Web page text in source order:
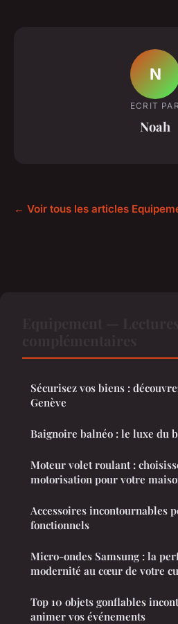
N
ECRIT PAR
Noah
← Voir tous les articles
Sécurisez vos biens :
Genève
Baignoire balnéo : le luxe du
Moteur volet roulant :
motorisation pour votre
Accessoires incontournables
fonctionnels
Micro-ondes Samsung : la
modernité au cœur de votre
Top 10 objets gonflables
animer vos événements